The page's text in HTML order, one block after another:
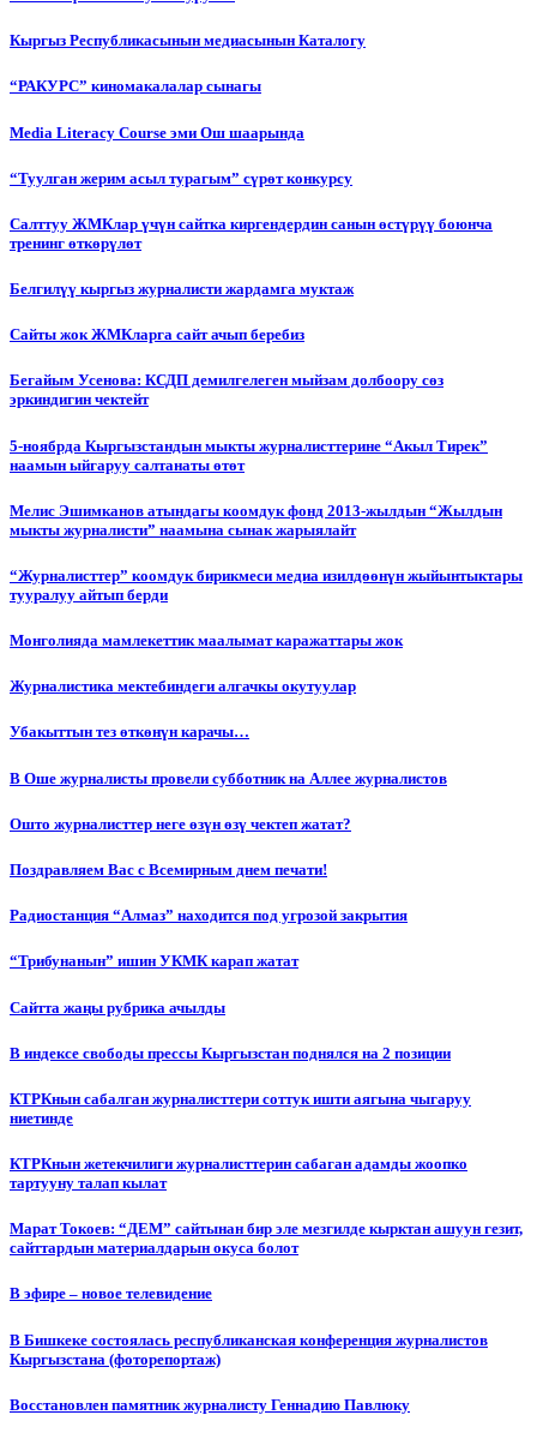
Кыргыз Республикасынын медиасынын Каталогу
“РАКУРС” киномакалалар сынагы
Media Literacy Сourse эми Ош шаарында
“Туулган жерим асыл турагым” сүрөт конкурсу
Салттуу ЖМКлар үчүн сайтка киргендердин санын өстүрүү боюнча
тренинг өткөрүлөт
Белгилүү кыргыз журналисти жардамга муктаж
Сайты жок ЖМКларга сайт ачып беребиз
Бегайым Усенова: КСДП демилгелеген мыйзам долбоору сөз
эркиндигин чектейт
5-ноябрда Кыргызстандын мыкты журналисттерине “Акыл Тирек”
наамын ыйгаруу салтанаты өтөт
Мелис Эшимканов атындагы коомдук фонд 2013-жылдын “Жылдын
мыкты журналисти” наамына сынак жарыялайт
“Журналисттер” коомдук бирикмеси медиа изилдөөнүн жыйынтыктары
тууралуу айтып берди
Монголияда мамлекеттик маалымат каражаттары жок
Журналистика мектебиндеги алгачкы окутуулар
Убакыттын тез өткөнүн карачы…
В Оше журналисты провели субботник на Аллее журналистов
Ошто журналисттер неге өзүн өзү чектеп жатат?
Поздравляем Вас с Всемирным днем печати!
Радиостанция “Алмаз” находится под угрозой закрытия
“Трибунанын” ишин УКМК карап жатат
Сайтта жаңы рубрика ачылды
В индексе свободы прессы Кыргызстан поднялся на 2 позиции
КТРКнын сабалган журналисттери соттук ишти аягына чыгаруу
ниетинде
КТРКнын жетекчилиги журналисттерин сабаган адамды жоопко
тартууну талап кылат
Марат Токоев: “ДЕМ” сайтынан бир эле мезгилде кырктан ашуун гезит,
сайттардын материалдарын окуса болот
В эфире – новое телевидение
В Бишкеке состоялась республиканская конференция журналистов
Кыргызстана (фоторепортаж)
Восстановлен памятник журналисту Геннадию Павлюку